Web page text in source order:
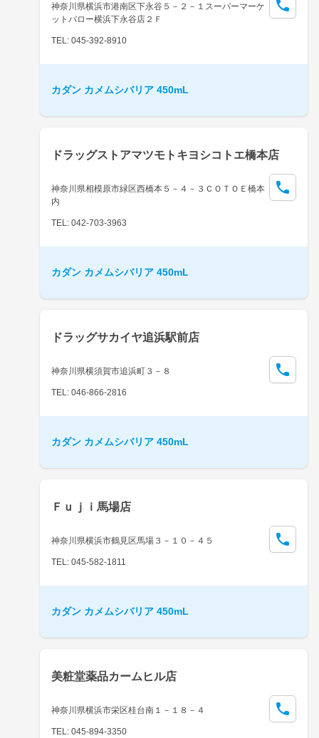
神奈川県横浜市港南区下永谷５－２－１スーパーマーケ
ットバロー横浜下永谷店２Ｆ
TEL: 045-392-8910
カダン カメムシバリア 450mL
ドラッグストアマツモトキヨシコトエ橋本店
神奈川県相模原市緑区西橋本５－４－３ＣＯＴＯＥ橋本
内
TEL: 042-703-3963
カダン カメムシバリア 450mL
ドラッグサカイヤ追浜駅前店
神奈川県横須賀市追浜町３－８
TEL: 046-866-2816
カダン カメムシバリア 450mL
Ｆｕｊｉ馬場店
神奈川県横浜市鶴見区馬場３－１０－４５
TEL: 045-582-1811
カダン カメムシバリア 450mL
美粧堂薬品カームヒル店
神奈川県横浜市栄区桂台南１－１８－４
TEL: 045-894-3350